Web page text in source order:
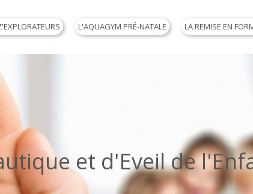
L'AQUAGYM PRÉ-NATALE LA REMISE EN
et d'Eveil de